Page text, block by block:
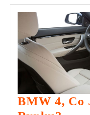
BMW 4, Co